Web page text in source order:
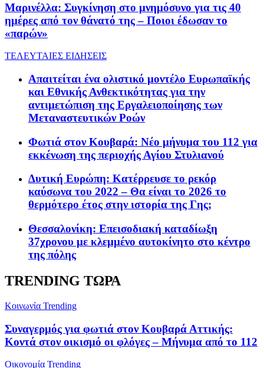
Μαρινέλλα: Συγκίνηση στο μνημόσυνο για τις 40
ημέρες από τον θάνατό της – Ποιοι έδωσαν το
«παρών»
ΤΕΛΕΥΤΑΙΕΣ ΕΙΔΗΣΕΙΣ
Απαιτείται ένα ολιστικό μοντέλο Ευρωπαϊκής
και Εθνικής Ανθεκτικότητας για την
αντιμετώπιση της Εργαλειοποίησης των
Μεταναστευτικών Ροών
Φωτιά στον Κουβαρά: Νέο μήνυμα του 112 για
εκκένωση της περιοχής Αγίου Στυλιανού
Δυτική Ευρώπη: Κατέρρευσε το ρεκόρ
καύσωνα του 2022 – Θα είναι το 2026 το
θερμότερο έτος στην ιστορία της Γης;
Θεσσαλονίκη: Επεισοδιακή καταδίωξη
37χρονου με κλεμμένο αυτοκίνητο στο κέντρο
της πόλης
TRENDING ΤΩΡΑ
Κοινωνία Trending
Συναγερμός για φωτιά στον Κουβαρά Αττικής:
Κοντά στον οικισμό οι φλόγες – Μήνυμα από το 112
Oικονομία Trending